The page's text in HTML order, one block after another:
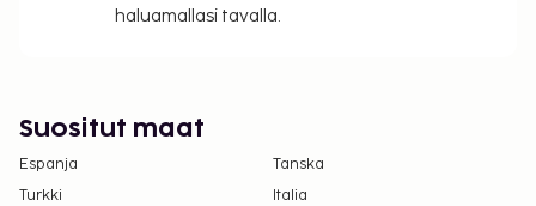
haluamallasi tavalla.
Suositut maat
Espanja
Tanska
Turkki
Italia